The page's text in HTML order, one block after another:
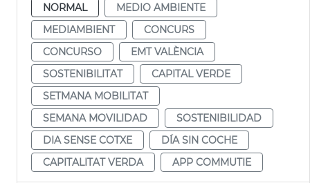
NORMAL
MEDIO AMBIENTE
MEDIAMBIENT
CONCURS
CONCURSO
EMT VALÈNCIA
SOSTENIBILITAT
CAPITAL VERDE
SETMANA MOBILITAT
SEMANA MOVILIDAD
SOSTENIBILIDAD
DIA SENSE COTXE
DÍA SIN COCHE
CAPITALITAT VERDA
APP COMMUTIE